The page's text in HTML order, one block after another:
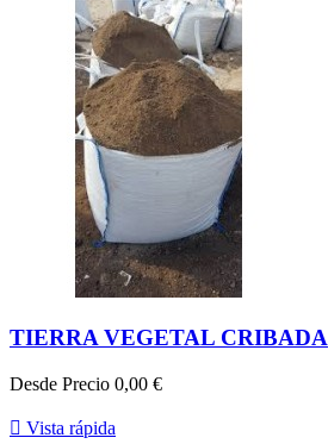
TIERRA VEGETAL CRIBADA
Desde Precio 0,00 €
 Vista rápida